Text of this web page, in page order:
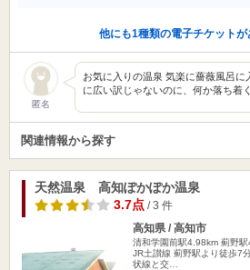
他にも1種類の電子チケットが
匿名
お気に入りの温泉 気楽に薔薇風呂に
に広い訳じゃないのに、何か落ち着
関連情報から探す
天然温泉 高知ぽかぽか温泉
3.7点/ 3 件
高知県 / 高知市
清和学園前駅4.98km 薊野
JR土讃線 薊野駅より徒歩7
状線と交…